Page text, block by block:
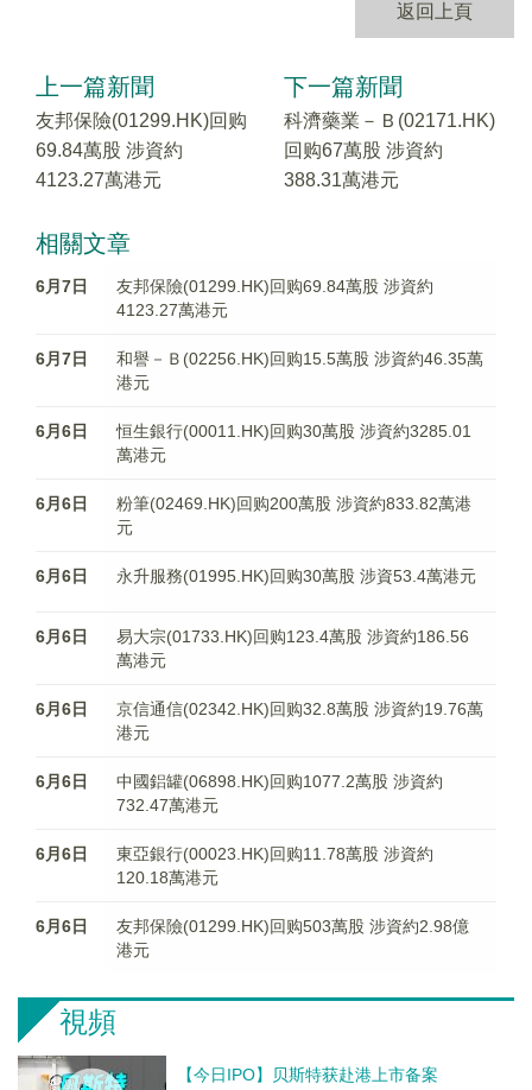
返回上頁
上一篇新聞
友邦保險(01299.HK)回购
69.84萬股 涉資約
4123.27萬港元
下一篇新聞
科濟藥業－Ｂ(02171.HK)
回购67萬股 涉資約
388.31萬港元
相關文章
6月7日
友邦保險(01299.HK)回购69.84萬股 涉資約
4123.27萬港元
6月7日
和譽－Ｂ(02256.HK)回购15.5萬股 涉資約46.35萬
港元
6月6日
恒生銀行(00011.HK)回购30萬股 涉資約3285.01
萬港元
6月6日
粉筆(02469.HK)回购200萬股 涉資約833.82萬港
元
6月6日 永升服務(01995.HK)回购30萬股 涉資53.4萬港元
6月6日
易大宗(01733.HK)回购123.4萬股 涉資約186.56
萬港元
6月6日
京信通信(02342.HK)回购32.8萬股 涉資約19.76萬
港元
6月6日
中國鋁罐(06898.HK)回购1077.2萬股 涉資約
732.47萬港元
6月6日
東亞銀行(00023.HK)回购11.78萬股 涉資約
120.18萬港元
6月6日
友邦保險(01299.HK)回购503萬股 涉資約2.98億
港元
視頻
【今日IPO】贝斯特获赴港上市备案